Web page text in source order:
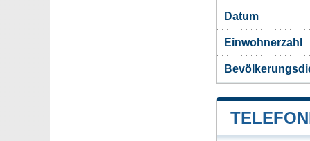
Datum
Einwohnerzahl